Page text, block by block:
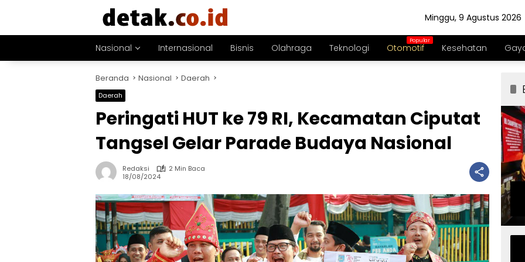
Minggu, 9 Agustus 2026
Nasional Internasional Bisnis Olahraga Teknologi Otomotif Kesehatan
Beranda Nasional Daerah
Daerah
Peringati HUT ke 79 RI, Kecamatan Ciputat
Tangsel Gelar Parade Budaya Nasional
Redaksi
2 Min Baca
18/08/2024